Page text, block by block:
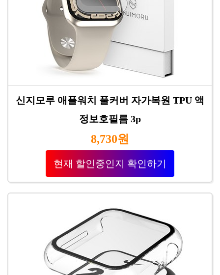
신지모루 애플워치 풀커버 자가복원 TPU 액
정보호필름 3p
8,730원
현재 할인중인지 확인하기